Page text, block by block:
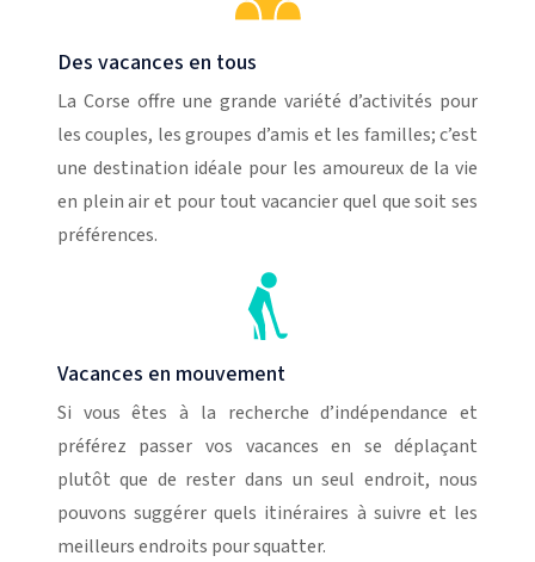
Des vacances en tous
La Corse offre une grande variété d’activités pour
les couples, les groupes d’amis et les familles; c’est
une destination idéale pour les amoureux de la vie
en plein air et pour tout vacancier quel que soit ses
préférences.
Vacances en mouvement
Si vous êtes à la recherche d’indépendance et
préférez passer vos vacances en se déplaçant
plutôt que de rester dans un seul endroit, nous
pouvons suggérer quels itinéraires à suivre et les
meilleurs endroits pour squatter.